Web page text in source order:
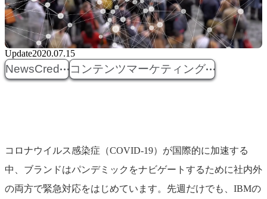
Update2020.07.15
NewsCred コンテンツマーケティング
コロナウイルス感染症（COVID-19）が国際的に加速する
中、ブランドはパンデミックをナビゲートするために社内外
の両方で緊急対応をはじめています。先週だけでも、IBMの